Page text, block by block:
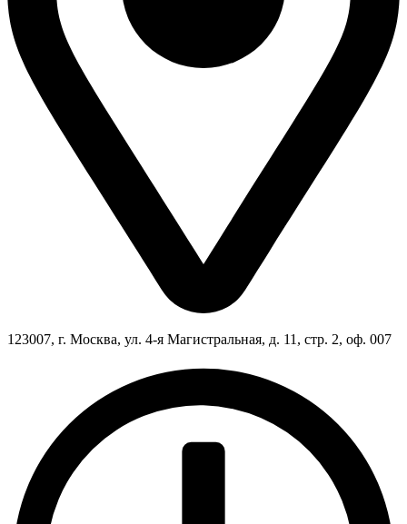
123007, г. Москва, ул. 4-я Магистральная, д. 11, стр. 2, оф. 007